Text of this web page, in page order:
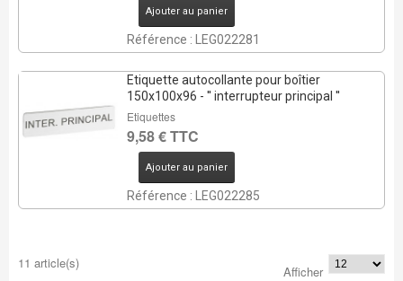
Ajouter au panier
Référence : LEG022281
Etiquette autocollante pour boîtier
150x100x96 - '' interrupteur principal ''
Etiquettes
9,58 € TTC
Ajouter au panier
Référence : LEG022285
11 article(s)
Afficher